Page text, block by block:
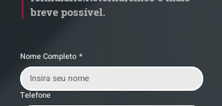
breve possível.
Nome Completo *
Telefone